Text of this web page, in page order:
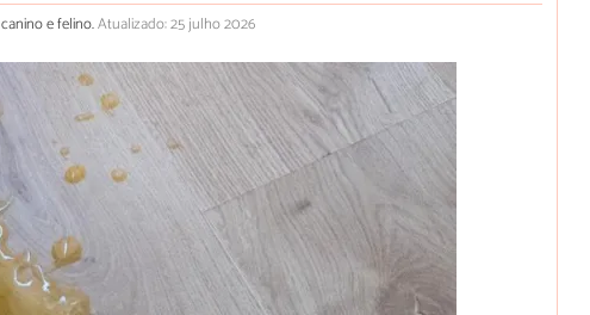
e felino.Atualizado: 25 julho 2026